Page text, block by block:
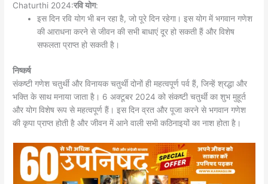
Chaturthi 2024:रवि योग:
इस दिन रवि योग भी बन रहा है, जो पूरे दिन रहेगा। इस योग में भगवान गणेश
की आराधना करने से जीवन की सभी बाधाएं दूर हो सकती हैं और विशेष
सफलता प्राप्त हो सकती है।
निष्कर्ष
संकष्टी गणेश चतुर्थी और विनायक चतुर्थी दोनों ही महत्वपूर्ण पर्व हैं, जिन्हें श्रद्धा और
भक्ति के साथ मनाया जाता है। 6 अक्टूबर 2024 को संकष्टी चतुर्थी का शुभ मुहूर्त
और योग विशेष रूप से महत्वपूर्ण हैं। इस दिन व्रत और पूजा करने से भगवान गणेश
की कृपा प्राप्त होती है और जीवन में आने वाली सभी कठिनाइयों का नाश होता है।